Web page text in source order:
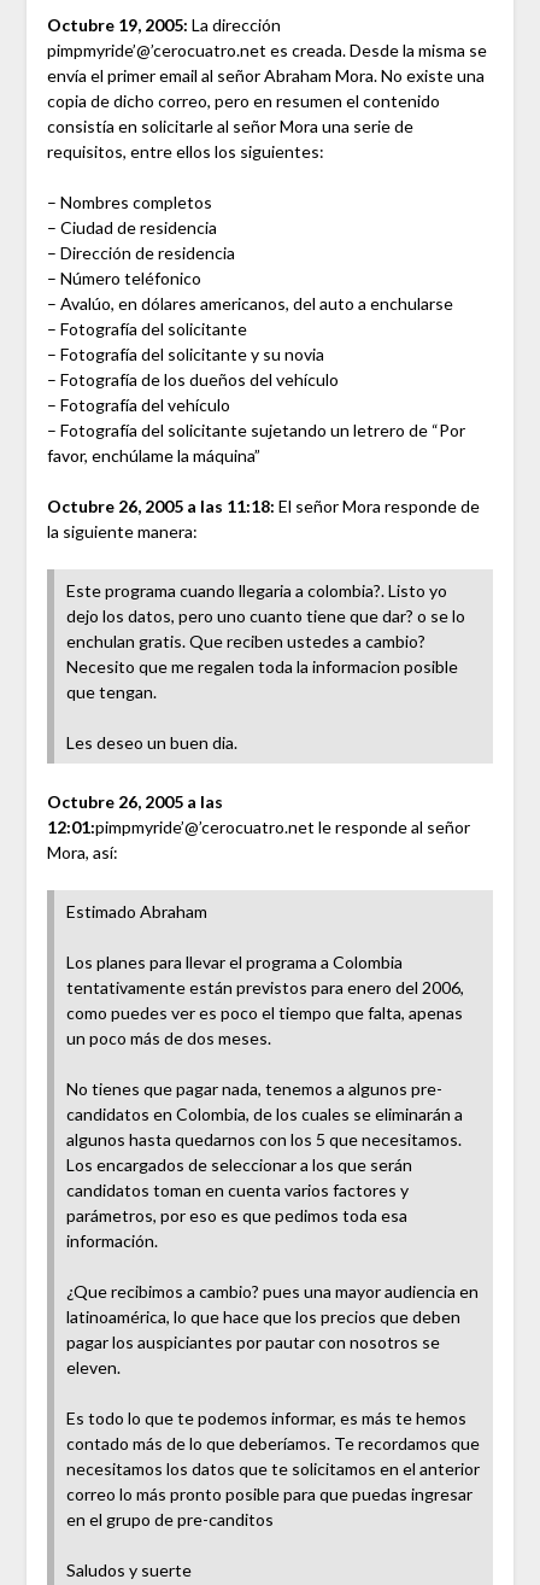
Octubre 19, 2005: La dirección
pimpmyride’@’cerocuatro.net es creada. Desde la misma se
envía el primer email al señor Abraham Mora. No existe una
copia de dicho correo, pero en resumen el contenido
consistía en solicitarle al señor Mora una serie de
requisitos, entre ellos los siguientes:
– Nombres completos
– Ciudad de residencia
– Dirección de residencia
– Número teléfonico
– Avalúo, en dólares americanos, del auto a enchularse
– Fotografía del solicitante
– Fotografía del solicitante y su novia
– Fotografía de los dueños del vehículo
– Fotografía del vehículo
– Fotografía del solicitante sujetando un letrero de “Por
favor, enchúlame la máquina”
Octubre 26, 2005 a las 11:18: El señor Mora responde de
la siguiente manera:
Este programa cuando llegaria a colombia?. Listo yo
dejo los datos, pero uno cuanto tiene que dar? o se lo
enchulan gratis. Que reciben ustedes a cambio?
Necesito que me regalen toda la informacion posible
que tengan.
Les deseo un buen dia.
Octubre 26, 2005 a las
12:01:pimpmyride’@’cerocuatro.net le responde al señor
Mora, así:
Estimado Abraham
Los planes para llevar el programa a Colombia
tentativamente están previstos para enero del 2006,
como puedes ver es poco el tiempo que falta, apenas
un poco más de dos meses.
No tienes que pagar nada, tenemos a algunos pre-
candidatos en Colombia, de los cuales se eliminarán a
algunos hasta quedarnos con los 5 que necesitamos.
Los encargados de seleccionar a los que serán
candidatos toman en cuenta varios factores y
parámetros, por eso es que pedimos toda esa
información.
¿Que recibimos a cambio? pues una mayor audiencia en
latinoamérica, lo que hace que los precios que deben
pagar los auspiciantes por pautar con nosotros se
eleven.
Es todo lo que te podemos informar, es más te hemos
contado más de lo que deberíamos. Te recordamos que
necesitamos los datos que te solicitamos en el anterior
correo lo más pronto posible para que puedas ingresar
en el grupo de pre-canditos
Saludos y suerte